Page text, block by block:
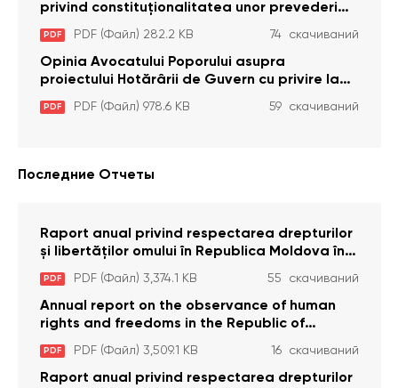
privind constituționalitatea unor prevederi
care interzic angajarea în organizațiile de
pază particulară a persoanelor condamnate
pentru comiterea cu intenție a unor infracțiuni
a fost luată în considerare de Curtea
Constituțională
PDF PDF (Файл) 282.2 KB 74 скачиваний
Opinia Avocatului Poporului asupra
proiectului Hotărârii de Guvern cu privire la
aprobarea proiectului de lege privind
activitatea sanitară veterinarăa
PDF PDF (Файл) 978.6 KB 59 скачиваний
Последние Отчеты
Raport anual privind respectarea drepturilor
și libertăților omului în Republica Moldova în
anul 2023
PDF PDF (Файл) 3,374.1 KB 55 скачиваний
Annual report on the observance of human
rights and freedoms in the Republic of
Moldova in 2023
PDF PDF (Файл) 3,509.1 KB 16 скачиваний
Raport anual privind respectarea drepturilor